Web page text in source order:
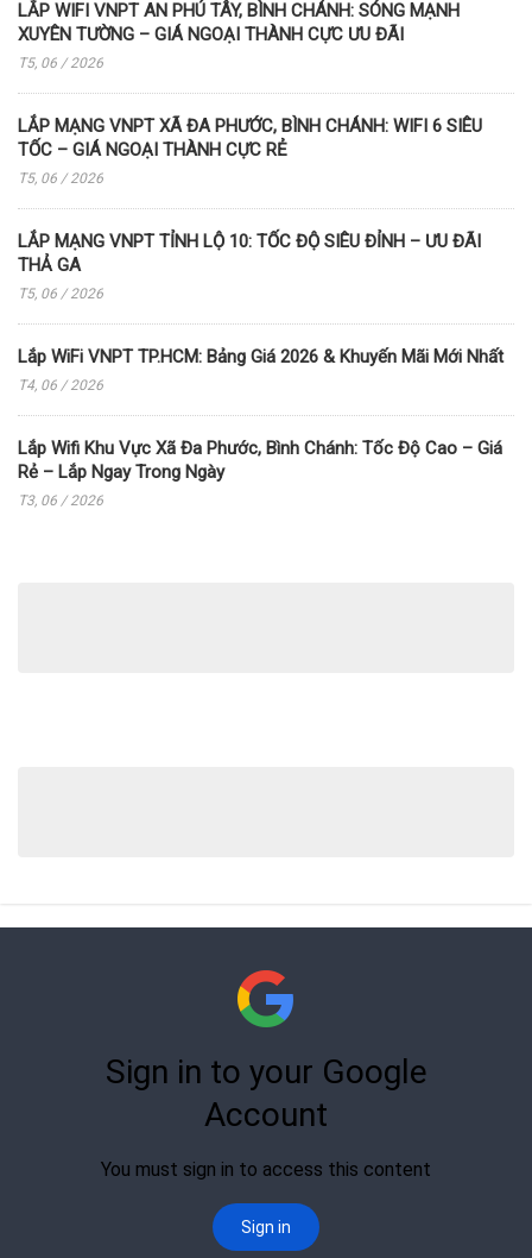
LẮP WIFI VNPT AN PHÚ TÂY, BÌNH CHÁNH: SÓNG MẠNH
XUYÊN TƯỜNG – GIÁ NGOẠI THÀNH CỰC ƯU ĐÃI
T5, 06 / 2026
LẮP MẠNG VNPT XÃ ĐA PHƯỚC, BÌNH CHÁNH: WIFI 6 SIÊU
TỐC – GIÁ NGOẠI THÀNH CỰC RẺ
T5, 06 / 2026
LẮP MẠNG VNPT TỈNH LỘ 10: TỐC ĐỘ SIÊU ĐỈNH – ƯU ĐÃI
THẢ GA
T5, 06 / 2026
Lắp WiFi VNPT TP.HCM: Bảng Giá 2026 & Khuyến Mãi Mới Nhất
T4, 06 / 2026
Lắp Wifi Khu Vực Xã Đa Phước, Bình Chánh: Tốc Độ Cao – Giá
Rẻ – Lắp Ngay Trong Ngày
T3, 06 / 2026